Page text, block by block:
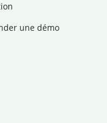
une démo